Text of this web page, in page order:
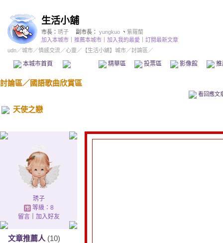
生活小舖
市長： 琇子 副市長： yungkuo 、 紫羅蘭
加入本城市
推薦本城市 加入我的最愛
訂閱最新文章
udn／城市／情感交流／心靈 ／ 【生活小舖】城市／討論區／
本城市首頁 精華區 投票區 影像館
討論區／ 國語歌曲欣賞區
看回應文
天使之戀
琇子
等級：8
留言｜ 加入好友
文章推薦人 (10)